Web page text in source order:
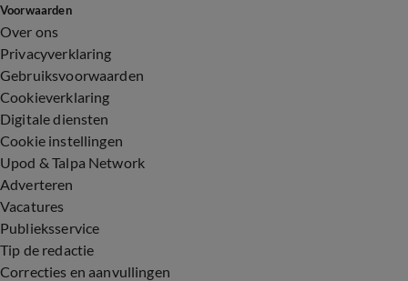
Voorwaarden
Over ons
Privacyverklaring
Gebruiksvoorwaarden
Cookieverklaring
Digitale diensten
Cookie instellingen
Upod & Talpa Network
Adverteren
Vacatures
Publieksservice
Tip de redactie
Correcties en aanvullingen